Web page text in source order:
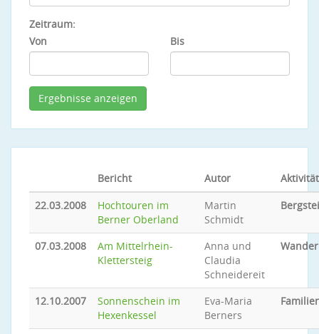
Zeitraum:
Von
Bis
Bericht Autor
Aktivität
22.03.2008
Hochtouren im
Berner Oberland
Martin
Schmidt
07.03.2008
Am Mittelrhein-
Klettersteig
Anna und
Claudia
Schneidereit
12.10.2007
Sonnenschein im
Hexenkessel
Eva-Maria
Berners